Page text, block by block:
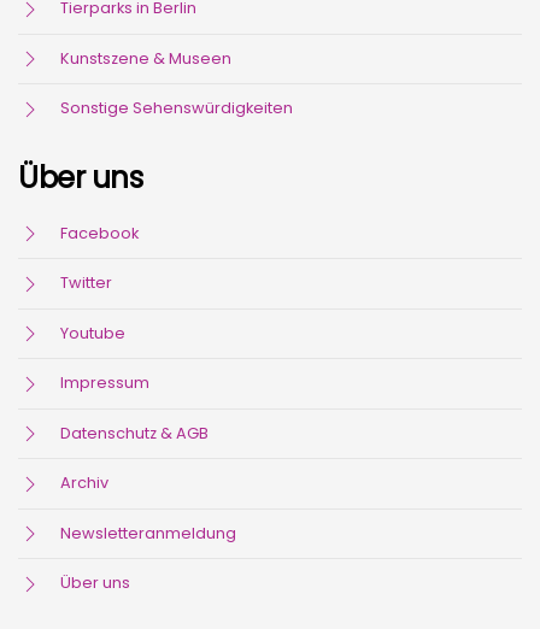
Tierparks in Berlin
Kunstszene & Museen
Sonstige Sehenswürdigkeiten
Über uns
Facebook
Twitter
Youtube
Impressum
Datenschutz & AGB
Archiv
Newsletteranmeldung
Über uns